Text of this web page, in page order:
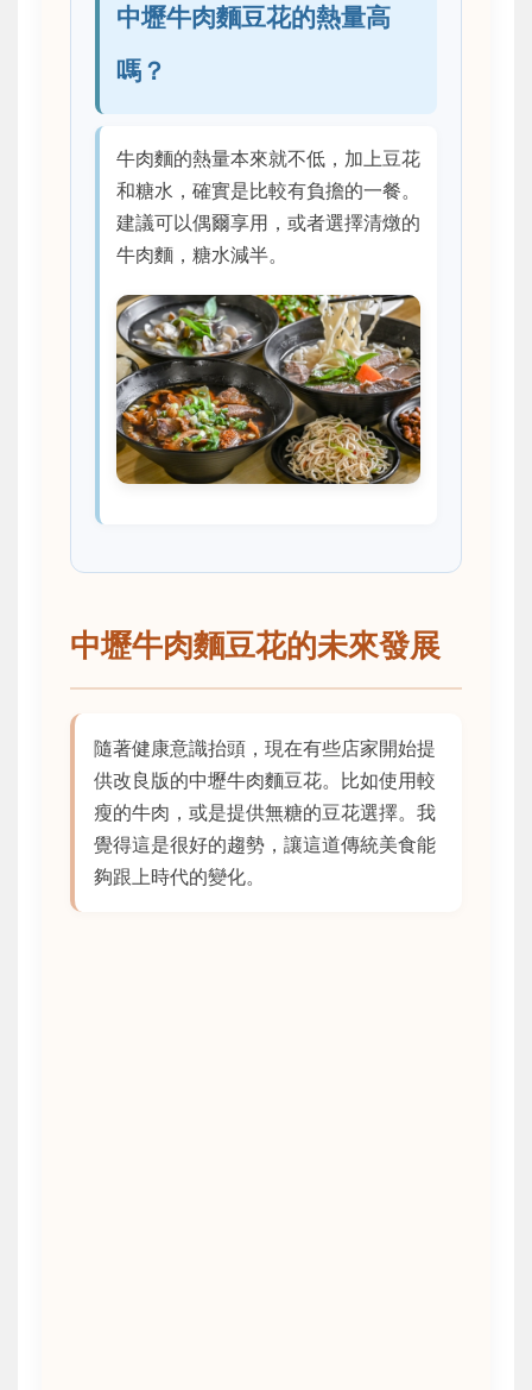
中壢牛肉麵豆花的熱量高
嗎？
牛肉麵的熱量本來就不低，加上豆花
和糖水，確實是比較有負擔的一餐。
建議可以偶爾享用，或者選擇清燉的
牛肉麵，糖水減半。
中壢牛肉麵豆花的未來發展
隨著健康意識抬頭，現在有些店家開始提
供改良版的中壢牛肉麵豆花。比如使用較
瘦的牛肉，或是提供無糖的豆花選擇。我
覺得這是很好的趨勢，讓這道傳統美食能
夠跟上時代的變化。